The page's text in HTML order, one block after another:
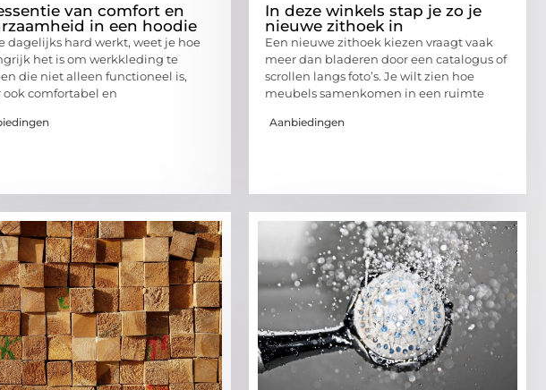
van comfort en
in een hoodie
dagelijks hard werkt, weet je hoe
het is om werkkleding te
die niet alleen functioneel is,
ook comfortabel en
In deze winkels stap je zo je
nieuwe zithoek in
Een nieuwe zithoek kiezen vraagt vaak
meer dan bladeren door een catalogus of
scrollen langs foto’s. Je wilt zien hoe
meubels samenkomen in een ruimte
Aanbiedingen